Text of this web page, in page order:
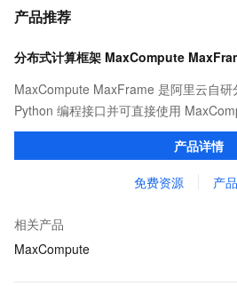
产品推荐
分布式计算框架 MaxCompute
MaxCompute MaxFrame 是阿里云自
Python 编程接口并可直接使用
口，与 MaxCompute Notebook、镜像
MaxCompute 完整 Python 开发生态。
产品详情
免费资源 产
相关产品
MaxCompute